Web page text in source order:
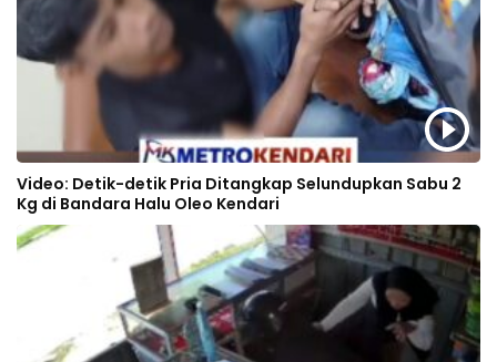
Video: Detik-detik Pria Ditangkap Selundupkan Sabu 2
Kg di Bandara Halu Oleo Kendari